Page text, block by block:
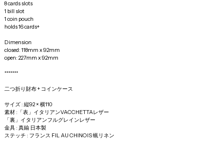
8 cards slots
1 bill slot
1 coin pouch
holds 16 cards+
Dimension
closed: 118mm x 92mm
open: 227mm x 92mm
*******
二つ折り財布 + コインケース
サイズ : 縦92 × 横110
素材 :「表」イタリアンVACCHETTAレザー
「裏」イタリアンフルグレインレザー
金具 : 真鍮 日本製
ステッチ : フランス FIL AU CHINOIS 蝋リネン